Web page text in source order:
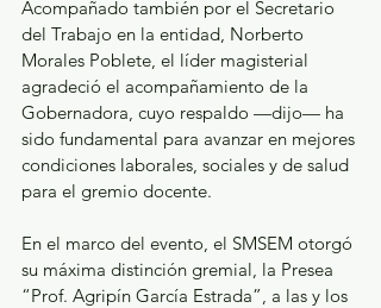
Acompañado también por el Secretario
del Trabajo en la entidad, Norberto
Morales Poblete, el líder magisterial
agradeció el acompañamiento de la
Gobernadora, cuyo respaldo —dijo— ha
sido fundamental para avanzar en mejores
condiciones laborales, sociales y de salud
para el gremio docente.
En el marco del evento, el SMSEM otorgó
su máxima distinción gremial, la Presea
“Prof. Agripín García Estrada”, a las y los